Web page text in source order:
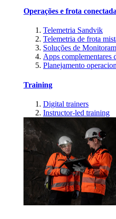
Operações e frota conectada
Telemetria Sandvik
Telemetria de frota
Soluções de
Apps complementares
Planejamento
Training
Digital trainers
Instructor-led training